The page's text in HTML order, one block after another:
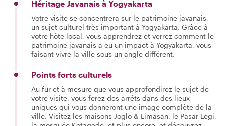
Héritage Javanais à Yogyakarta
Votre visite se concentrera sur le patrimoine javanais,
un sujet culturel très important à Yogyakarta. Grâce à
votre hôte local, vous apprendrez et verrez comment le
patrimoine javanais a eu un impact à Yogyakarta, vous
faisant vivre la ville sous un angle différent.
Points forts culturels
Au fur et à mesure que vous approfondirez le sujet de
votre visite, vous ferez des arrêts dans des lieux
uniques qui vous donneront une image complète de la
ville. Visitez les maisons Joglo & Limasan, le Pasar Legi,